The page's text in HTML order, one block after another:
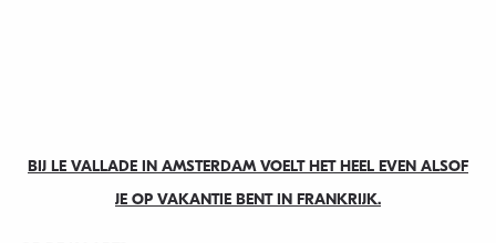
BIJ LE VALLADE IN AMSTERDAM VOELT HET HEEL EVEN ALSOF
JE OP VAKANTIE BENT IN FRANKRIJK.